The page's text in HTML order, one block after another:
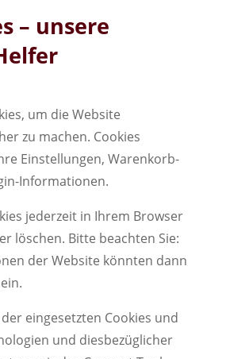
– unsere
um die Website
zu machen. Cookies
Einstellungen, Warenkorb-
Informationen.
jederzeit in Ihrem Browser
löschen. Bitte beachten Sie:
der Website könnten dann
eingesetzten Cookies und
und diesbezüglicher